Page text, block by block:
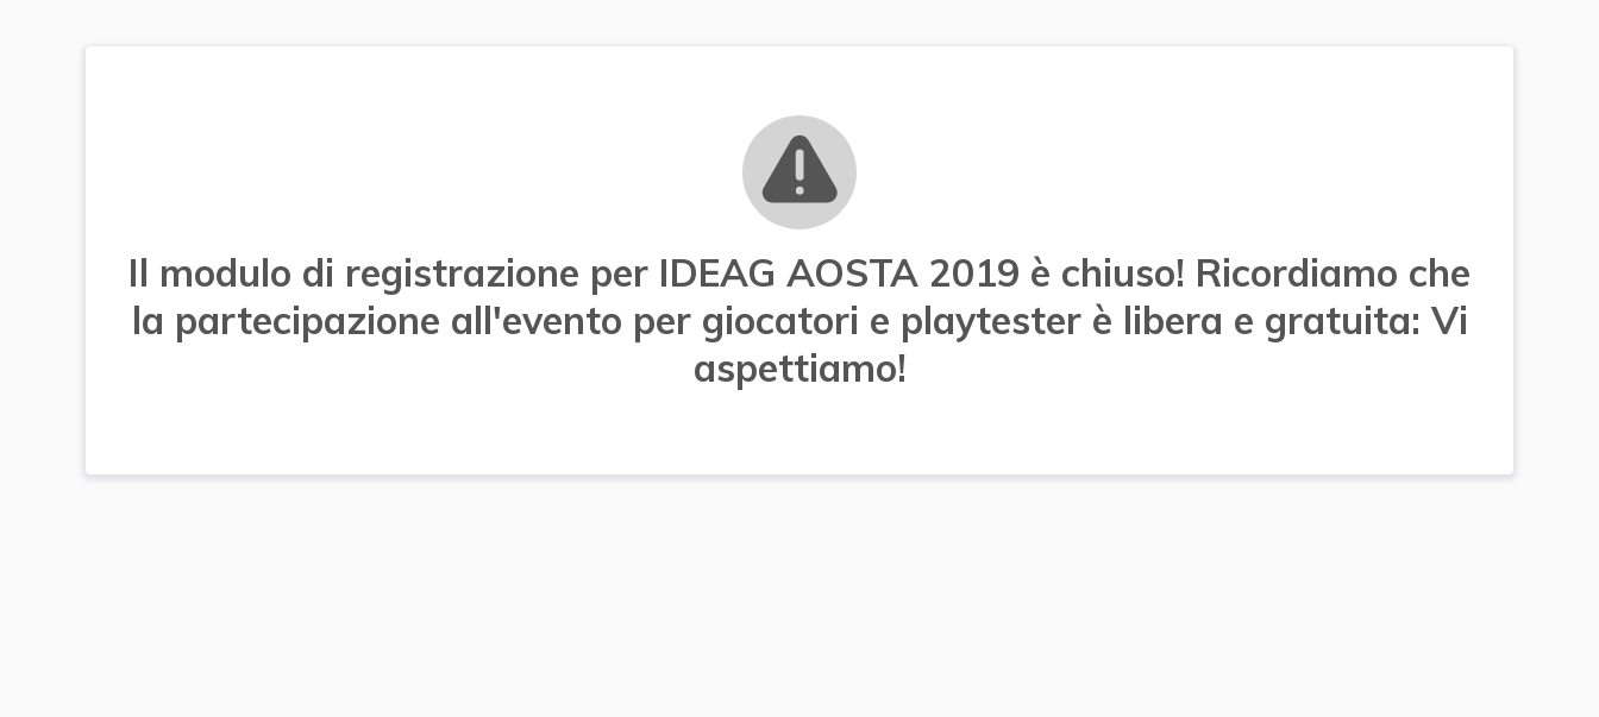
Il modulo di registrazione per IDEAG AOSTA 2019 è chiuso! Ricordiamo che
la partecipazione all'evento per giocatori e playtester è libera e gratuita: Vi
aspettiamo!